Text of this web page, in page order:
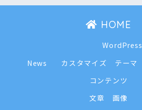
HOME
News
WordPress
カスタマイズ
テーマ
コンテンツ
文章
画像